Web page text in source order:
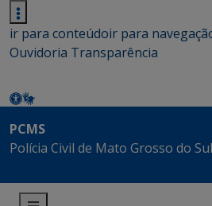
ir para conteúdoir para
Ouvidoria Transparência
PCMS
Polícia Civil de Mato Grosso do Sul